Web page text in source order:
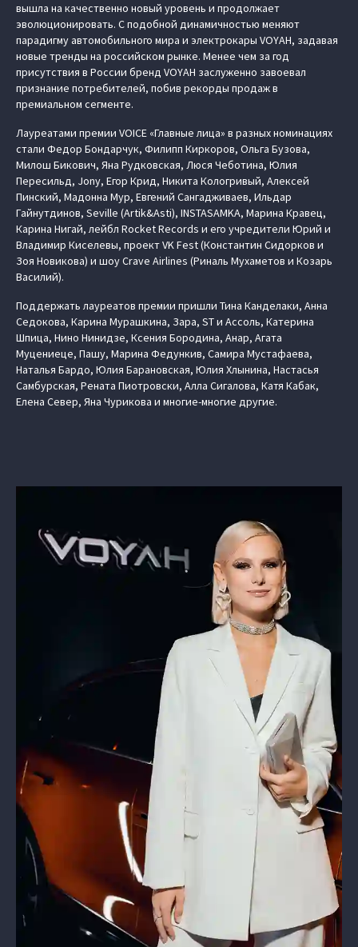
вышла на качественно новый уровень и продолжает
эволюционировать. С подобной динамичностью меняют
парадигму автомобильного мира и электрокары VOYAH, задавая
новые тренды на российском рынке. Менее чем за год
присутствия в России бренд VOYAH заслуженно завоевал
признание потребителей, побив рекорды продаж в
премиальном сегменте.
Лауреатами премии VOICE «Главные лица» в разных номинациях
стали Федор Бондарчук, Филипп Киркоров, Ольга Бузова,
Милош Бикович, Яна Рудковская, Люся Чеботина, Юлия
Пересильд, Jony, Егор Крид, Никита Кологривый, Алексей
Пинский, Мадонна Мур, Евгений Сангадживаев, Ильдар
Гайнутдинов, Seville (Artik&Asti), INSTASAMKA, Марина Кравец,
Карина Нигай, лейбл Rocket Records и его учредители Юрий и
Владимир Киселевы, проект VK Fest (Константин Сидорков и
Зоя Новикова) и шоу Crave Airlines (Риналь Мухаметов и Козарь
Василий).
Поддержать лауреатов премии пришли Тина Канделаки, Анна
Седокова, Карина Мурашкина, Зара, ST и Ассоль, Катерина
Шпица, Нино Нинидзе, Ксения Бородина, Анар, Агата
Муцениеце, Пашу, Марина Федункив, Самира Мустафаева,
Наталья Бардо, Юлия Барановская, Юлия Хлынина, Настасья
Самбурская, Рената Пиотровски, Алла Сигалова, Катя Кабак,
Елена Север, Яна Чурикова и многие-многие другие.